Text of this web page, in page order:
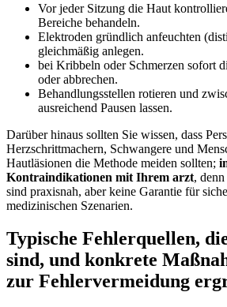
Vor⁢ jeder Sitzung die Haut
Bereiche behandeln.
Elektroden gründlich anfeuchten
gleichmäßig​ anlegen.
bei Kribbeln oder Schmerzen sofort
oder abbrechen.
Behandlungsstellen rotieren und
ausreichend Pausen lassen.
Darüber hinaus sollten Sie wissen, ⁣dass⁣
⁣Herzschrittmachern, Schwangere und
Hautläsionen die Methode meiden sollten;
Kontraindikationen mit Ihrem arzt,
sind praxisnah, aber keine Garantie für
medizinischen Szenarien.
Typische Fehlerquellen,⁣
sind, und konkrete
zur Fehlervermeidung